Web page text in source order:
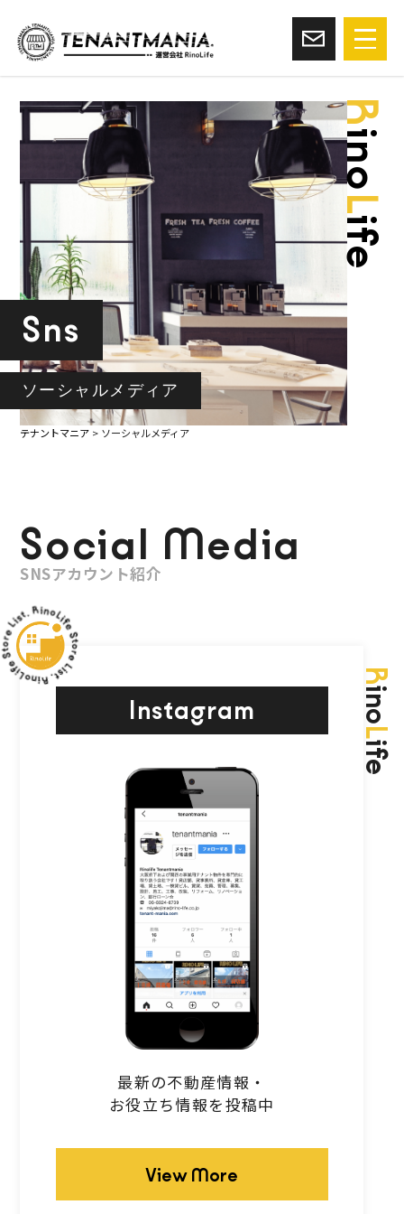
Sns
ソーシャルメディア
R
ino
L
ife
テナントマニア > ソーシャルメディア
Social Media
SNSアカウント紹介
R
ino
L
ife
Instagram
最新の不動産情報・
お役立ち情報を投稿中
View More